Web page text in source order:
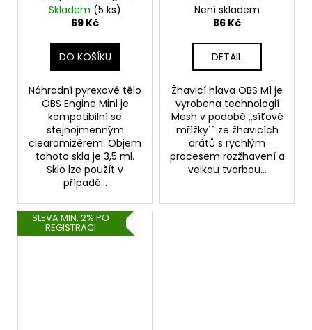
Mini (3,5ml)
Skladem (5 ks)
69 Kč
DO KOŠÍKU
Náhradní pyrexové tělo
OBS Engine Mini je
kompatibilní se
stejnojmenným
clearomizérem. Objem
tohoto skla je 3,5 ml.
Sklo lze použít v
případě...
Není skladem
86 Kč
DETAIL
Žhavicí hlava OBS M1 je
vyrobena technologií
Mesh v podobě ,,síťové
mřížky´´ ze žhavicích
drátů s rychlým
procesem rozžhavení a
velkou tvorbou...
SLEVA MIN. 2% PO
REGISTRACI